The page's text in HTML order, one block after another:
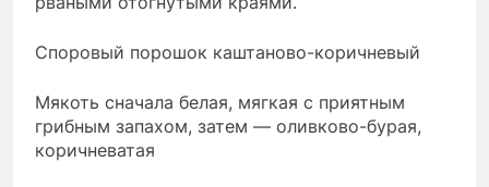
Споровый порошок каштаново-коричневый
Мякоть сначала белая, мягкая с приятным
грибным запахом, затем — оливково-бурая,
коричневатая